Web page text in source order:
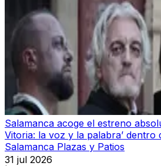
Salamanca acoge el estreno
Vitoria: la voz y la palabra’ dentro
Salamanca Plazas y Patios
31 jul 2026